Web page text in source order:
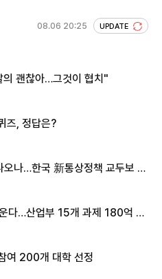
08.06 20:25 UPDATE
괜찮아…그것이 협치"
즈, 정답은?
나…한국 新통상정책 교두보 활
다…산업부 15개 과제 180억 지
여 200개 대학 선정